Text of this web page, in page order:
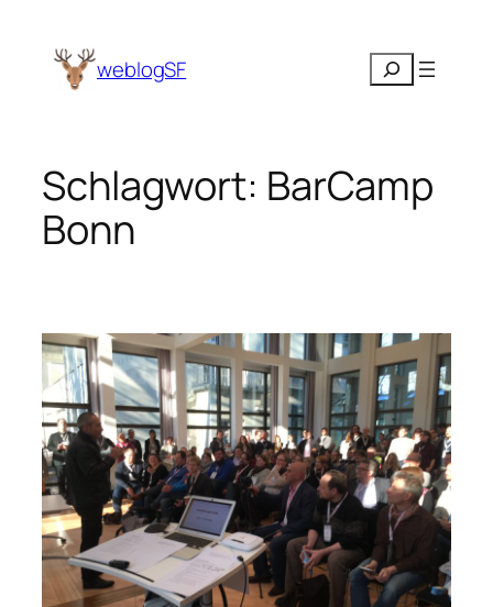
Inhalt
springen weblogSF Suchen
Schlagwort: BarCamp
Bonn